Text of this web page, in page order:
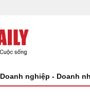
Doanh nghiệp - Doanh